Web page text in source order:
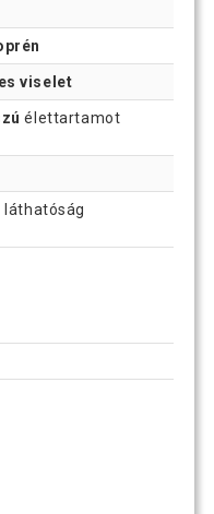
viselet
élettartamot
láthatóság